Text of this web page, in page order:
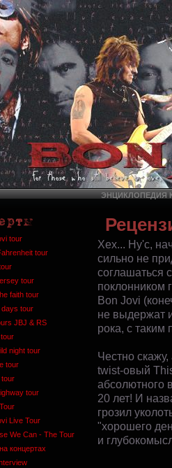
ЭНЦИКЛОПЕДИЯ
tour
tour
tour
faith tour
tour
JBJ & RS
night tour
tour
tour
tour
Live Tour
We Can - The Tour
концертах
Хех... Ну'с,
сильно не
соглашаться
поклонником
Bon Jovi
не выдержат
рока, с таким
Честно
twist-овый
абсолютного
20 лет! И
грозил
"хорошего
и